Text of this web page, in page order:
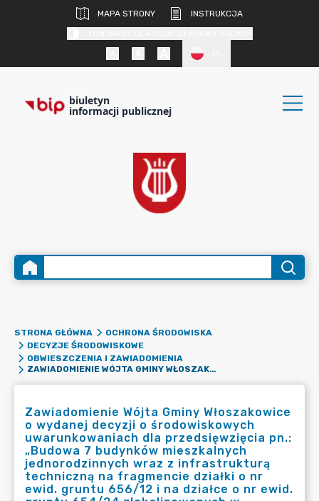
MAPA STRONY
INSTRUKCJA
biuletyn
informacji publicznej
STRONA GŁÓWNA
OCHRONA ŚRODOWISKA
DECYZJE ŚRODOWISKOWE
OBWIESZCZENIA I ZAWIADOMIENIA
ZAWIADOMIENIE WÓJTA GMINY WŁOSZAKOWICE O WYDANEJ DECYZJI O ŚRODOWISKOWYCH UWARUNKOWANIACH DLA PRZEDSIĘWZIĘCIA PN.: „BUDOWA 7 BUDYNKÓW MIESZKALNYCH JEDNORODZINNYCH WRAZ Z INFRASTRUKTURĄ TECHNICZNĄ NA FRAGMENCIE DZIAŁKI O NR EWID. GRUNTU 656/12 I NA DZIAŁCE O NR EWID. GRUNTU 654/24 ZLOKALIZOWANYCH W MIEJSCOWOŚCI WŁOSZAKOWICE, OBRĘB WŁOSZAKOWICE, GMINA WŁOSZAKOWICE”.
Zawiadomienie Wójta Gminy Włoszakowice
o wydanej decyzji o środowiskowych
uwarunkowaniach dla przedsięwzięcia pn.:
„Budowa 7 budynków mieszkalnych
jednorodzinnych wraz z infrastrukturą
techniczną na fragmencie działki o nr
ewid. gruntu 656/12 i na działce o nr ewid.